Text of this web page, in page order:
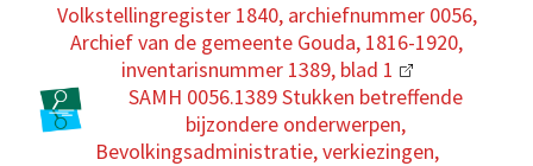
Volkstellingregister 1840, archiefnummer 0056,
Archief van de gemeente Gouda, 1816-1920,
inventarisnummer 1389, blad 1
SAMH 0056.1389 Stukken betreffende
bijzondere onderwerpen,
Bevolkingsadministratie, verkiezingen,